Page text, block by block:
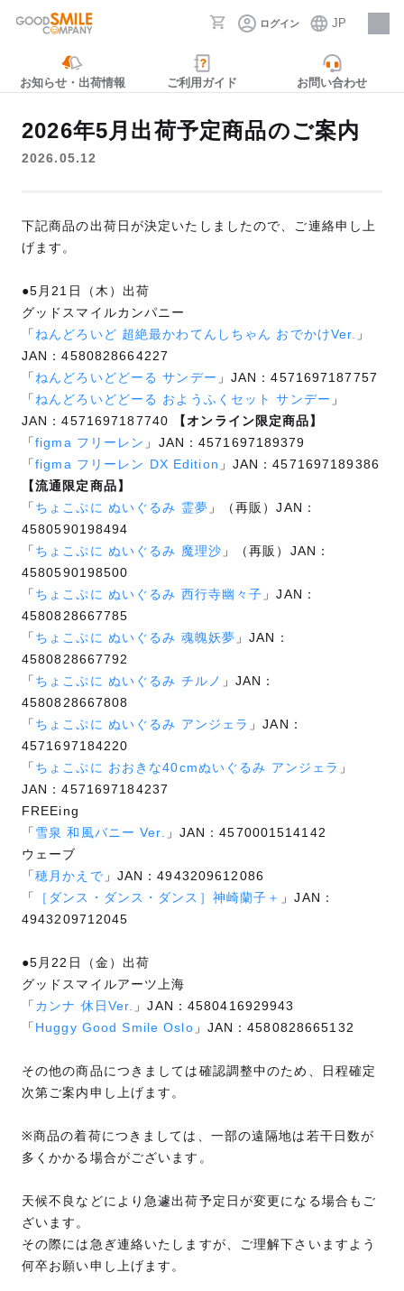
ログイン JP
採用情報
お知らせ・出荷情報 ご利用ガイド お問い合わせ
2026年5月出荷予定商品のご案内
2026.05.12
下記商品の出荷日が決定いたしましたので、ご連絡申し上
げます。
●5月21日（木）出荷
グッドスマイルカンパニー
「 ねんどろいど 超絶最かわてんしちゃん おでかけVer.
」
JAN：4580828664227
「 ねんどろいどどーる サンデー 」JAN：4571697187757
「 ねんどろいどどーる おようふくセット サンデー 」
JAN：4571697187740
【オンライン限定商品】
「figma フリーレン 」JAN：4571697189379
「figma フリーレン DX Edition 」JAN：4571697189386
【流通限定商品】
「 ちょこぷに ぬいぐるみ 霊夢 」（再販）JAN：
4580590198494
「 ちょこぷに ぬいぐるみ 魔理沙 」（再販）JAN：
4580590198500
「 ちょこぷに ぬいぐるみ 西行寺幽々子 」JAN：
4580828667785
「 ちょこぷに ぬいぐるみ 魂魄妖夢 」JAN：
4580828667792
「 ちょこぷに ぬいぐるみ チルノ 」JAN：
4580828667808
「 ちょこぷに ぬいぐるみ アンジェラ 」JAN：
4571697184220
「 ちょこぷに おおきな40cmぬいぐるみ アンジェラ 」
JAN：4571697184237
FREEing
「 雪泉 和風バニー Ver.
」JAN：4570001514142
ウェーブ
「穂月かえで 」JAN：4943209612086
「
［ダンス・ダンス・ダンス］神崎蘭子＋ 」JAN：
4943209712045
●5月22日（金）出荷
グッドスマイルアーツ上海
「 カンナ 休日Ver.
」JAN：4580416929943
「 Huggy Good Smile Oslo 」JAN：4580828665132
その他の商品につきましては確認調整中のため、日程確定
次第ご案内申し上げます。
※商品の着荷につきましては、一部の遠隔地は若干日数が
多くかかる場合がございます。
天候不良などにより急遽出荷予定日が変更になる場合もご
ざいます。
その際には急ぎ連絡いたしますが、ご理解下さいますよう
何卒お願い申し上げます。